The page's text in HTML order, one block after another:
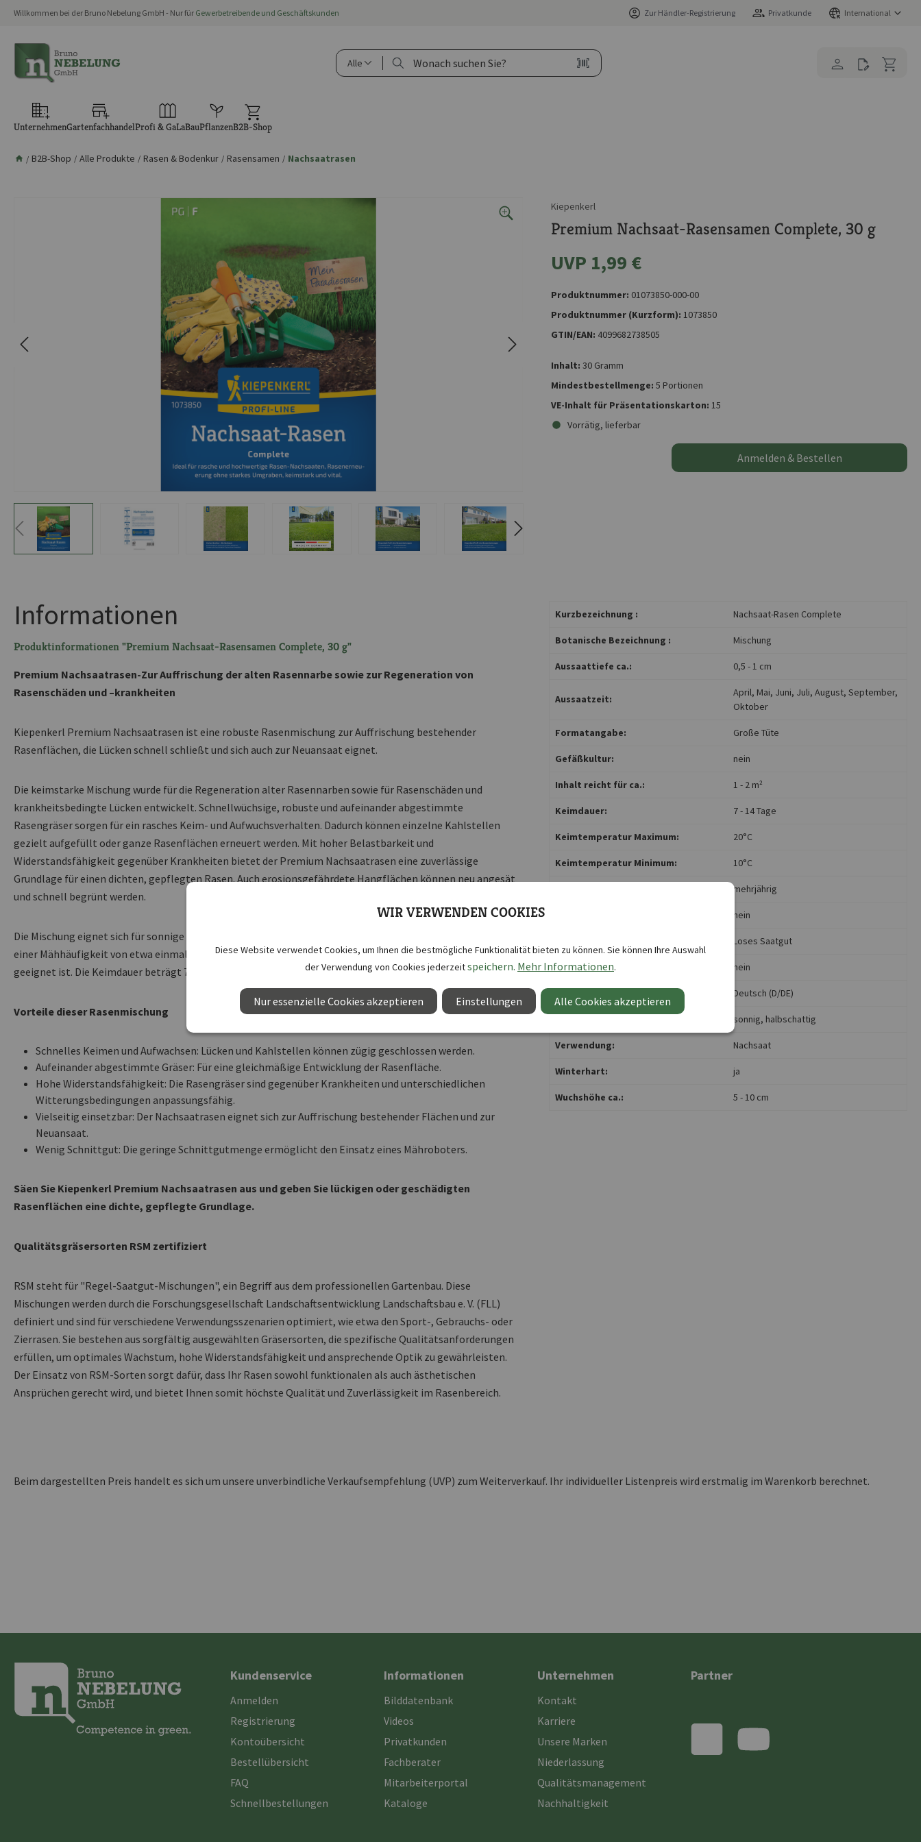
Zur Hauptnavigation springen
Willkommen bei der Bruno Nebelung GmbH - Nur für Gewerbetreibende und Geschäftskunden Zur Händler-Registrierung Privatkunde International
UnternehmenGartenfachhandelProfi & GaLaBauPflanzenB2B-Shop
Alle
/ B2B-Shop / Alle Produkte / Rasen & Bodenkur / Rasensamen / Nachsaatrasen
Kiepenkerl
Premium Nachsaat-Rasensamen Complete, 30 g
UVP 1,99 €
Produktnummer: 01073850-000-00
Produktnummer (Kurzform): 1073850
GTIN/EAN: 4099682738505
Inhalt: 30 Gramm
Mindestbestellmenge: 5 Portionen
VE-Inhalt für Präsentationskarton: 15
Vorrätig, lieferbar
Anmelden & Bestellen
Informationen
Produktinformationen "Premium Nachsaat-Rasensamen Complete, 30 g"
Premium Nachsaatrasen-Zur Auffrischung der alten Rasennarbe sowie zur Regeneration von
Rasenschäden und –krankheiten
Kiepenkerl Premium Nachsaatrasen ist eine robuste Rasenmischung zur Auffrischung bestehender
Rasenflächen, die Lücken schnell schließt und sich auch zur Neuansaat eignet.
Die keimstarke Mischung wurde für die Regeneration alter Rasennarben sowie für Rasenschäden und
krankheitsbedingte Lücken entwickelt. Schnellwüchsige, robuste und aufeinander abgestimmte
Rasengräser sorgen für ein rasches Keim- und Aufwuchsverhalten. Dadurch können einzelne Kahlstellen
gezielt aufgefüllt oder ganze Rasenflächen erneuert werden. Mit hoher Belastbarkeit und
Widerstandsfähigkeit gegenüber Krankheiten bietet der Premium Nachsaatrasen eine zuverlässige
Grundlage für einen dichten, gepflegten Rasen. Auch erosionsgefährdete Hangflächen können neu angesät
und schnell begrünt werden.
Die Mischung eignet sich für sonnige und halbschattige Standorte. Bei einer Schnitthöhe von 4 bis 5 cm und
einer Mähhäufigkeit von etwa einmal pro Woche fällt wenig Schnittgut an, wodurch sie gut für Mähroboter
geeignet ist. Die Keimdauer beträgt 7 bis 14 Tage bei mindestens 10 °C.
Vorteile dieser Rasenmischung
Schnelles Keimen und Aufwachsen: Lücken und Kahlstellen können zügig geschlossen werden.
Aufeinander abgestimmte Gräser: Für eine gleichmäßige Entwicklung der Rasenfläche.
Hohe Widerstandsfähigkeit: Die Rasengräser sind gegenüber Krankheiten und unterschiedlichen
Witterungsbedingungen anpassungsfähig.
Vielseitig einsetzbar: Der Nachsaatrasen eignet sich zur Auffrischung bestehender Flächen und zur
Neuansaat.
Wenig Schnittgut: Die geringe Schnittgutmenge ermöglicht den Einsatz eines Mähroboters.
Säen Sie Kiepenkerl Premium Nachsaatrasen aus und geben Sie lückigen oder geschädigten
Rasenflächen eine dichte, gepflegte Grundlage.
Qualitätsgräsersorten RSM zertifiziert
RSM steht für "Regel-Saatgut-Mischungen", ein Begriff aus dem professionellen Gartenbau. Diese
Mischungen werden durch die Forschungsgesellschaft Landschaftsentwicklung Landschaftsbau e. V. (FLL)
definiert und sind für verschiedene Verwendungsszenarien optimiert, wie etwa den Sport-, Gebrauchs- oder
Zierrasen. Sie bestehen aus sorgfältig ausgewählten Gräsersorten, die spezifische Qualitätsanforderungen
erfüllen, um optimales Wachstum, hohe Widerstandsfähigkeit und ansprechende Optik zu gewährleisten.
Der Einsatz von RSM-Sorten sorgt dafür, dass Ihr Rasen sowohl funktionalen als auch ästhetischen
Ansprüchen gerecht wird, und bietet Ihnen somit höchste Qualität und Zuverlässigkeit im Rasenbereich.
Kurzbezeichnung : Nachsaat-Rasen Complete
Botanische Bezeichnung : Mischung
Aussaattiefe ca.: 0,5 - 1 cm
Aussaatzeit:
April, Mai, Juni, Juli, August, September,
Oktober
Formatangabe: Große Tüte
Gefäßkultur: nein
Inhalt reicht für ca.: 1 - 2 m²
Keimdauer: 7 - 14 Tage
Keimtemperatur Maximum: 20°C
Keimtemperatur Minimum: 10°C
mehrjährig
nein
Loses Saatgut
Schnittblume: nein
Deutsch (D/DE)
sonnig, halbschattig
Verwendung: Nachsaat
Winterhart: ja
Wuchshöhe ca.: 5 - 10 cm
Beim dargestellten Preis handelt es sich um unsere unverbindliche Verkaufsempfehlung (UVP) zum Weiterverkauf. Ihr individueller Listenpreis wird erstmalig im Warenkorb berechnet.
Kundenservice
Anmelden
Registrierung
Kontoübersicht
Bestellübersicht
FAQ
Schnellbestellungen
Informationen
Bilddatenbank
Videos
Privatkunden
Fachberater
Mitarbeiterportal
Kataloge
Unternehmen
Kontakt
Karriere
Unsere Marken
Niederlassung
Qualitätsmanagement
Nachhaltigkeit
Partner
WIR VERWENDEN COOKIES
Diese Website verwendet Cookies, um Ihnen die bestmögliche Funktionalität bieten zu können. Sie können Ihre Auswahl
der Verwendung von Cookies jederzeitspeichern. Mehr Informationen.
Nur essenzielle Cookies akzeptieren Einstellungen Alle Cookies akzeptieren